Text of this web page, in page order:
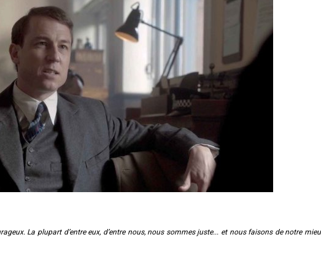
La plupart d’entre eux, d’entre nous, nous sommes juste... et nous faisons de notre